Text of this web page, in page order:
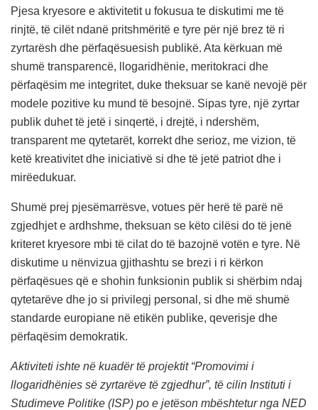
Pjesa kryesore e aktivitetit u fokusua te diskutimi me të
rinjtë, të cilët ndanë pritshmëritë e tyre për një brez të ri
zyrtarësh dhe përfaqësuesish publikë. Ata kërkuan më
shumë transparencë, llogaridhënie, meritokraci dhe
përfaqësim me integritet, duke theksuar se kanë nevojë për
modele pozitive ku mund të besojnë. Sipas tyre, një zyrtar
publik duhet të jetë i sinqertë, i drejtë, i ndershëm,
transparent me qytetarët, korrekt dhe serioz, me vizion, të
ketë kreativitet dhe iniciativë si dhe të jetë patriot dhe i
mirëedukuar.
Shumë prej pjesëmarrësve, votues për herë të parë në
zgjedhjet e ardhshme, theksuan se këto cilësi do të jenë
kriteret kryesore mbi të cilat do të bazojnë votën e tyre. Në
diskutime u nënvizua gjithashtu se brezi i ri kërkon
përfaqësues që e shohin funksionin publik si shërbim ndaj
qytetarëve dhe jo si privilegj personal, si dhe më shumë
standarde europiane në etikën publike, qeverisje dhe
përfaqësim demokratik.
Aktiviteti ishte në kuadër të projektit “Promovimi i
llogaridhënies së zyrtarëve të zgjedhur”, të cilin Instituti i
Studimeve Politike (ISP) po e jetëson mbështetur nga NED